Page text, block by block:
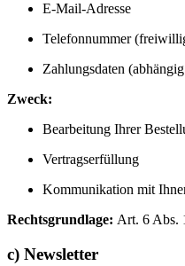
E-Mail-Adresse
Telefonnummer
Zahlungsdaten
Zweck:
Bearbeitung Ihrer
Vertragserfüllung
Kommunikation mit
Rechtsgrundlage: Art. 6 Abs.
c) Newsletter